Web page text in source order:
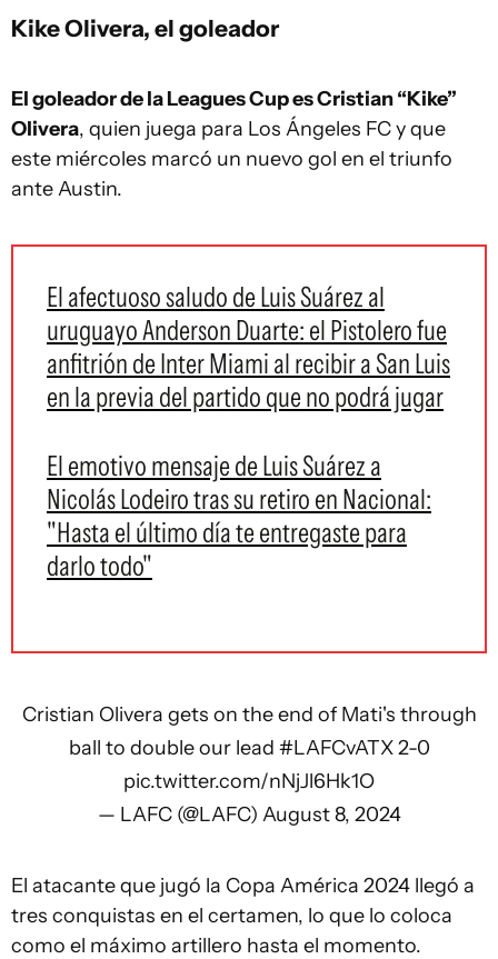
Kike Olivera, el goleador
El goleador de la Leagues Cup es Cristian “Kike”
Olivera, quien juega para Los Ángeles FC y que
este miércoles marcó un nuevo gol en el triunfo
ante Austin.
El afectuoso saludo de Luis Suárez al
uruguayo Anderson Duarte: el Pistolero fue
anfitrión de Inter Miami al recibir a San Luis
en la previa del partido que no podrá jugar
El emotivo mensaje de Luis Suárez a
Nicolás Lodeiro tras su retiro en Nacional:
"Hasta el último día te entregaste para
darlo todo"
Cristian Olivera gets on the end of Mati's through
ball to double our lead #LAFCvATX2-0
pic.twitter.com/nNjJl6Hk1O
— LAFC (@LAFC) August 8, 2024
El atacante que jugó la Copa América 2024 llegó a
tres conquistas en el certamen, lo que lo coloca
como el máximo artillero hasta el momento.